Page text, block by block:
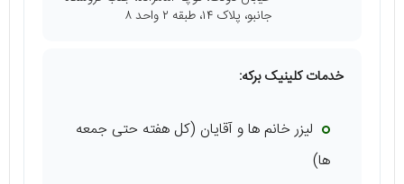
جانبو، پلاک ۱۴، طبقه ۲ واحد ۸
خدمات کلینیک برکه:
لیزر خانم ها و آقایان (کل هفته حتی جمعه
ها)